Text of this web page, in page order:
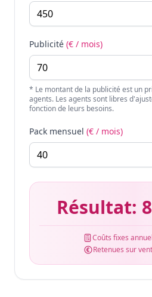
Publicité (€ / mois)
* Le montant de la publicité est un
agents. Les agents sont libres
fonction de leurs besoins.
Pack mensuel (€ / mois)
Résultat:
Coûts fixes
Retenues sur